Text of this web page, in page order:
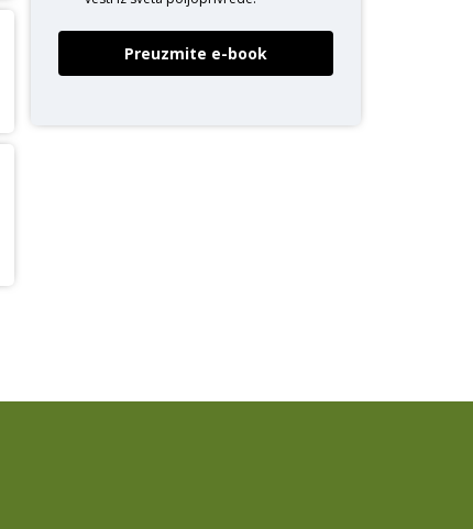
Preuzmite e-book